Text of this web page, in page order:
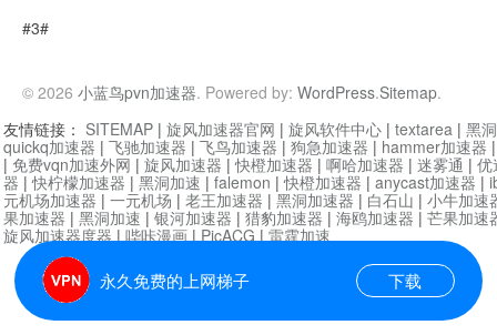
#3#
© 2026 小蓝鸟pvn加速器. Powered by: WordPress.Sitemap.
永久免费的上网梯子 下载
友情链接： SITEMAP | 旋风加速器官网 | 旋风软件中心 | textarea | 黑
quickq加速器 | 飞驰加速器 | 飞鸟加速器 | 狗急加速器 | hammer加速器
| 免费vqn加速外网 | 旋风加速器 |快橙加速器 | 啊哈加速器 | 迷雾通 | 优
器 |快柠檬加速器 | 黑洞加速 | falemon |快橙加速器 | anycast加速器 |
元机场加速器 | 一元机场 | 老王加速器 | 黑洞加速器 | 白石山 | 小牛加速
果加速器 | 黑洞加速 | 银河加速器 | 猎豹加速器 | 海鸥加速器 | 芒果加速
旋风加速器度器|哔咔漫画|PicACG|雷霆加速